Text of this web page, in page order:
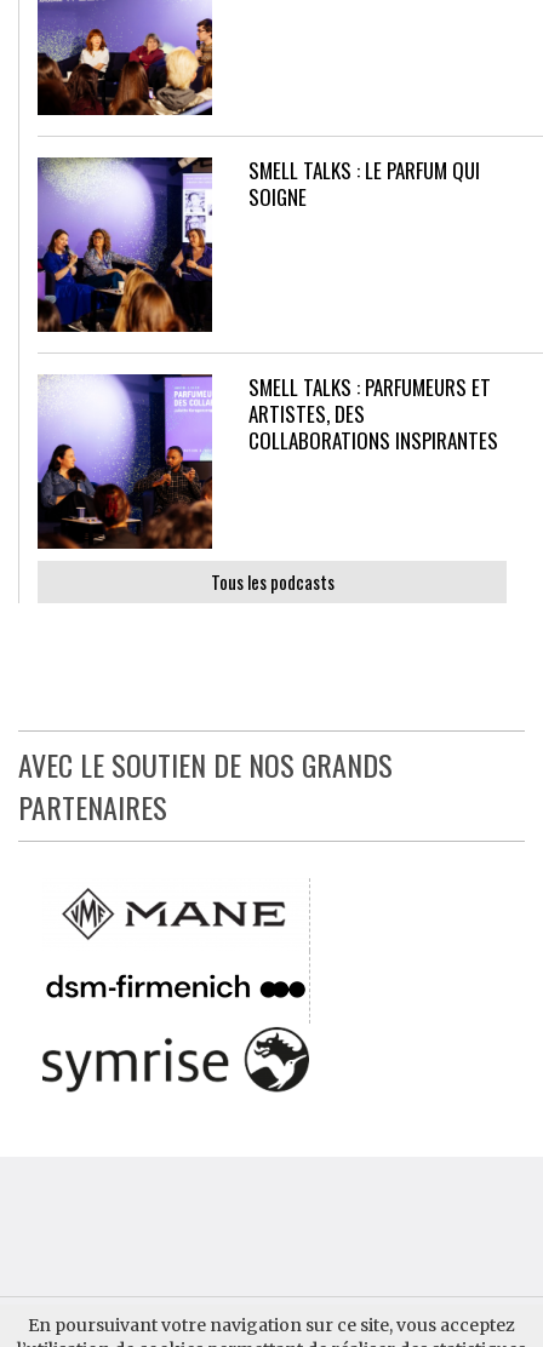
En poursuivant votre navigation sur ce site, vous acceptez
SMELL TALKS : LE PARFUM QUI
SOIGNE
SMELL TALKS : PARFUMEURS ET
ARTISTES, DES
COLLABORATIONS INSPIRANTES
Tous les podcasts
AVEC LE SOUTIEN DE NOS GRANDS
PARTENAIRES
QUI SOMMES-NOUS ? CONTACTER AUPARFUM